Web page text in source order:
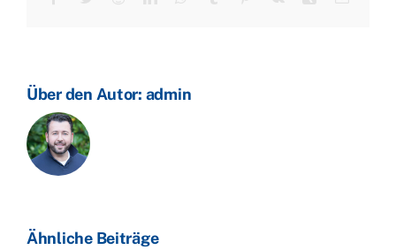
Über den Autor: admin
Ähnliche Beiträge